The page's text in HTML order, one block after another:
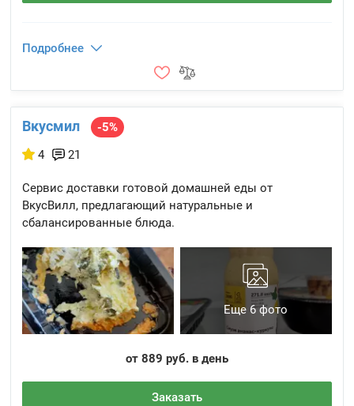
Подробнее
Вкусмил
-5%
4
21
Сервис доставки готовой домашней еды от
ВкусВилл, предлагающий натуральные и
сбалансированные блюда.
Еще 6 фото
от 889 руб. в день
Заказать